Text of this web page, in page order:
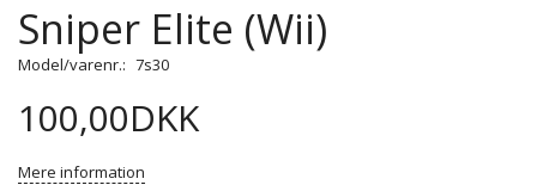
Sniper Elite (Wii)
Model/varenr.: 7s30
100,00DKK
Mere information